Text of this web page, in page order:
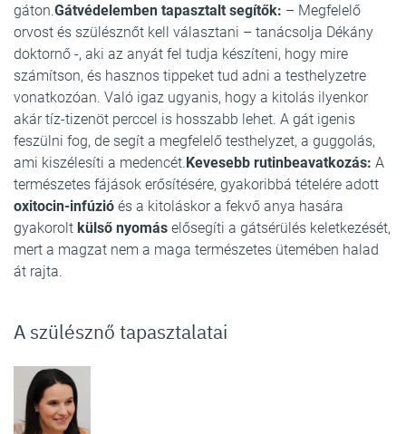
gáton.Gátvédelemben tapasztalt segítők: – Megfelelő
orvost és szülésznőt kell választani – tanácsolja Dékány
doktornő -, aki az anyát fel tudja készíteni, hogy mire
számítson, és hasznos tippeket tud adni a testhelyzetre
vonatkozóan. Való igaz ugyanis, hogy a kitolás ilyenkor
akár tíz-tizenöt perccel is hosszabb lehet. A gát igenis
feszülni fog, de segít a megfelelő testhelyzet, a guggolás,
ami kiszélesíti a medencét.Kevesebb rutinbeavatkozás: A
természetes fájások erősítésére, gyakoribbá tételére adott
oxitocin-infúzió és a kitoláskor a fekvő anya hasára
gyakorolt külső nyomás elősegíti a gátsérülés keletkezését,
mert a magzat nem a maga természetes ütemében halad
át rajta.
A szülésznő tapasztalatai